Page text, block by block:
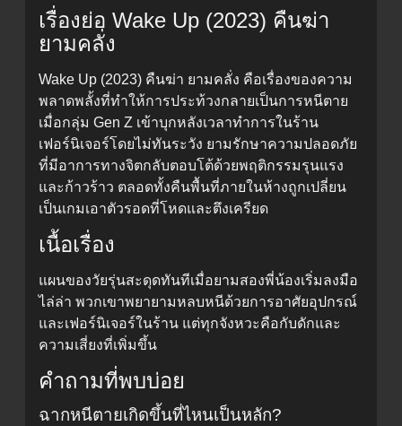
เรื่องย่อ Wake Up (2023) คืนฆ่า
ยามคลั่ง
Wake Up (2023) คืนฆ่า ยามคลั่ง คือเรื่องของความ
พลาดพลั้งที่ทำให้การประท้วงกลายเป็นการหนีตาย
เมื่อกลุ่ม Gen Z เข้าบุกหลังเวลาทำการในร้าน
เฟอร์นิเจอร์โดยไม่ทันระวัง ยามรักษาความปลอดภัย
ที่มีอาการทางจิตกลับตอบโต้ด้วยพฤติกรรมรุนแรง
และก้าวร้าว ตลอดทั้งคืนพื้นที่ภายในห้างถูกเปลี่ยน
เป็นเกมเอาตัวรอดที่โหดและตึงเครียด
เนื้อเรื่อง
แผนของวัยรุ่นสะดุดทันทีเมื่อยามสองพี่น้องเริ่มลงมือ
ไล่ล่า พวกเขาพยายามหลบหนีด้วยการอาศัยอุปกรณ์
และเฟอร์นิเจอร์ในร้าน แต่ทุกจังหวะคือกับดักและ
ความเสี่ยงที่เพิ่มขึ้น
คำถามที่พบบ่อย
ฉากหนีตายเกิดขึ้นที่ไหนเป็นหลัก?